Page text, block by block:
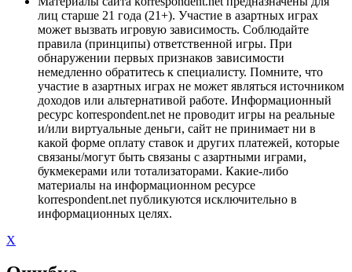
лиц старше 21 года (21+). Участие в азартных играх
может вызвать игровую зависимость. Соблюдайте
правила (принципы) ответственной игры. При
обнаружении первых признаков зависимости
немедленно обратитесь к специалисту. Помните, что
участие в азартных играх не может являться источником
доходов или альтернативой работе. Информационный
ресурс korrespondent.net не проводит игры на реальные
и/или виртуальные деньги, сайт не принимает ни в
какой форме оплату ставок и других платежей, которые
связаны/могут быть связаны с азартными играми,
букмекерами или тотализаторами. Какие-либо
материалы на информационном ресурсе
korrespondent.net публикуются исключительно в
информационных целях.
X